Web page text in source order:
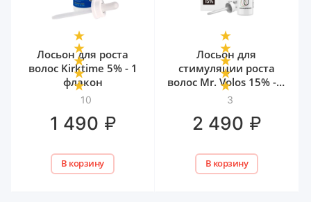
10
Лосьон для роста
волос Kirktime 5% - 1
флакон
1 490 ₽
В корзину
3
Лосьон для
стимуляции роста
волос Mr. Volos 15% - 1
флакон
2 490 ₽
В корзину